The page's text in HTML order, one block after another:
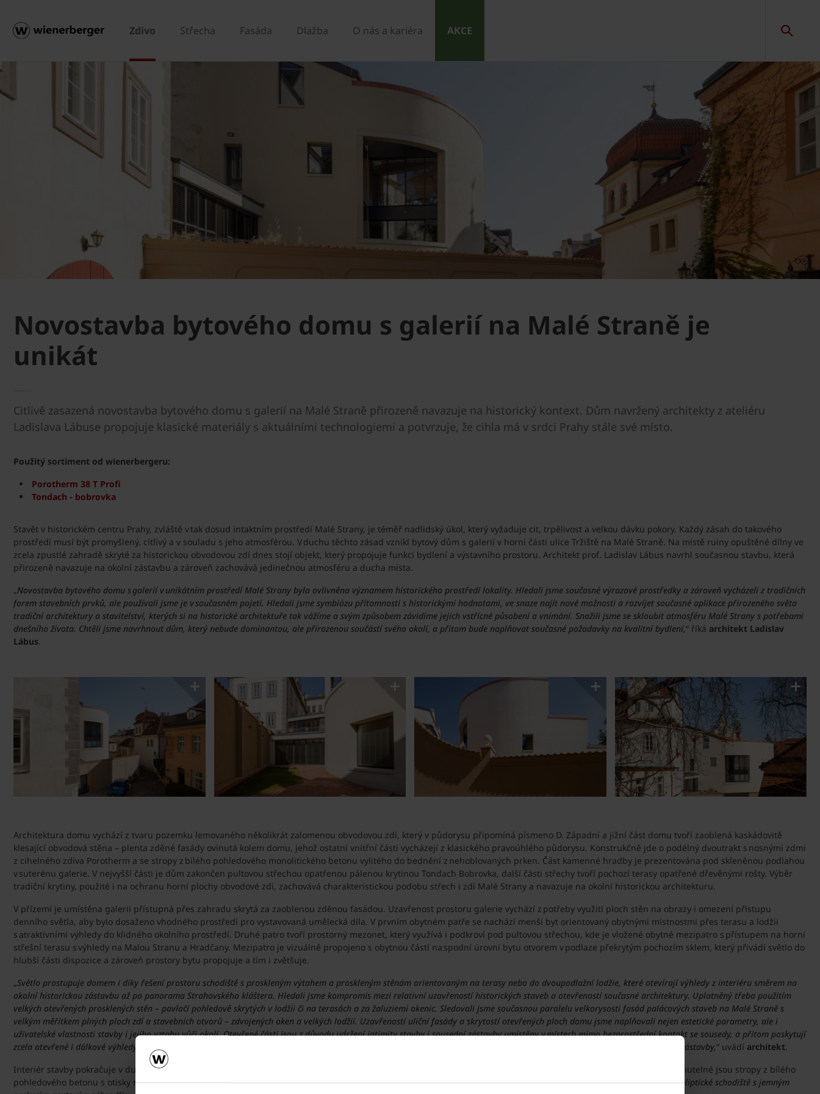
Zdivo Střecha Fasáda Dlažba O nás a kariéra AKCE
Novostavba bytového domu s galerií na Malé Straně je
unikát
Citlivě zasazená novostavba bytového domu s galerií na Malé Straně přirozeně navazuje na historický kontext. Dům navržený architekty z ateliéru
Ladislava Lábuse propojuje klasické materiály s aktuálními technologiemi a potvrzuje, že cihla má v srdci Prahy stále své místo.
Použitý sortiment od wienerbergeru:
Porotherm 38 T Profi
Tondach - bobrovka
Stavět v historickém centru Prahy, zvláště v tak dosud intaktním prostředí Malé Strany, je téměř nadlidský úkol, který vyžaduje cit, trpělivost a velkou dávku pokory. Každý zásah do takového
prostředí musí být promyšlený, citlivý a v souladu s jeho atmosférou. V duchu těchto zásad vznikl bytový dům s galerií v horní části ulice Tržiště na Malé Straně. Na místě ruiny opuštěné dílny ve
zcela zpustlé zahradě skryté za historickou obvodovou zdí dnes stojí objekt, který propojuje funkci bydlení a výstavního prostoru. Architekt prof. Ladislav Lábus navrhl současnou stavbu, která
přirozeně navazuje na okolní zástavbu a zároveň zachovává jedinečnou atmosféru a ducha místa.
„Novostavba bytového domu s galerií v unikátním prostředí Malé Strany byla ovlivněna významem historického prostředí lokality. Hledali jsme současné výrazové prostředky a zároveň vycházeli z tradičních
forem stavebních prvků, ale používali jsme je v současném pojetí. Hledali jsme symbiózu přítomnosti s historickými hodnotami, ve snaze najít nové možnosti a rozvíjet současné aplikace přirozeného světa
tradiční architektury a stavitelství, kterých si na historické architektuře tak vážíme a svým způsobem závidíme jejich vstřícné působení a vnímání. Snažili jsme se skloubit atmosféru Malé Strany s potřebami
dnešního života. Chtěli jsme navrhnout dům, který nebude dominantou, ale přirozenou součástí svého okolí, a přitom bude naplňovat současné požadavky na kvalitní bydlení,“ říká architekt Ladislav
Lábus.
Architektura domu vychází z tvaru pozemku lemovaného několikrát zalomenou obvodovou zdí, který v půdorysu připomíná písmeno D. Západní a jižní část domu tvoří zaoblená kaskádovitě
klesající obvodová stěna – plenta zděné fasády ovinutá kolem domu, jehož ostatní vnitřní části vycházejí z klasického pravoúhlého půdorysu. Konstrukčně jde o podélný dvoutrakt s nosnými zdmi
z cihelného zdiva Porotherm a se stropy z bílého pohledového monolitického betonu vylitého do bednění z nehoblovaných prken. Část kamenné hradby je prezentována pod skleněnou podlahou
v suterénu galerie. V nejvyšší části je dům zakončen pultovou střechou opatřenou pálenou krytinou Tondach Bobrovka, další části střechy tvoří pochozí terasy opatřené dřevěnými rošty. Výběr
tradiční krytiny, použité i na ochranu horní plochy obvodové zdi, zachovává charakteristickou podobu střech i zdí Malé Strany a navazuje na okolní historickou architekturu.
V přízemí je umístěna galerii přístupná přes zahradu skrytá za zaoblenou zděnou fasádou. Uzavřenost prostoru galerie vychází z potřeby využití ploch stěn na obrazy i omezení přístupu
denního světla, aby bylo dosaženo vhodného prostředí pro vystavovaná umělecká díla. V prvním obytném patře se nachází menší byt orientovaný obytnými místnostmi přes terasu a lodžii
s atraktivními výhledy do klidného okolního prostředí. Druhé patro tvoří prostorný mezonet, který využívá i podkroví pod pultovou střechou, kde je vložené obytné mezipatro s přístupem na horní
střešní terasu s výhledy na Malou Stranu a Hradčany. Mezipatro je vizuálně propojeno s obytnou částí na spodní úrovni bytu otvorem v podlaze překrytým pochozím sklem, který přivádí světlo do
hlubší části dispozice a zároveň prostory bytu propojuje a tím i zvětšuje.
„Světlo prostupuje domem i díky řešení prostoru schodiště s proskleným výtahem a proskleným stěnám orientovaným na terasy nebo do dvoupodlažní lodžie, které otevírají výhledy z interiéru směrem na
okolní historickou zástavbu až po panorama Strahovského kláštera. Hledali jsme kompromis mezi relativní uzavřeností historických staveb a otevřeností současné architektury. Uplatněný třeba použitím
velkých otevřených prosklených stěn – pavlačí pohledově skrytých v lodžii či na terasách a za žaluziemi okenic. Sledovali jsme současnou paralelu velkorysosti fasád palácových staveb na Malé Straně s
velkým měřítkem plných ploch zdí a stavebních otvorů – zdvojených oken a velkých lodžií. Uzavřeností uliční fasády a skrytostí otevřených ploch domu jsme naplňovali nejen estetické parametry, ale i
uživatelské vlastnosti stavby i jejího vztahu vůči okolí. Otevřené části jsou z důvodu udržení intimity stavby i sousední zástavby umístěny v místech mimo bezprostřední kontakt se sousedy, a přitom poskytují
zcela otevřené i dálkové výhledy. Kontext s okolním prostředím je uplatněn rovněž v drobném členění objemů stavby pomocí obytných teras, reagujícím na měřítko historické zástavby,“ uvádí architekt.
Interiér stavby pokračuje v duchu střídmosti a precizního detailu. Charakter prostoru určují pečlivě zvolené materiály a řada prvků vyráběných na míru. Nepřehlédnutelné jsou stropy z bílého
pohledového betonu s otisky nehoblovaných prken, které vytvářejí přirozený kontrast k teplým dubovým podlahám. "Dominantním prvkem veřejných prostor domu je eliptické schodiště s jemným